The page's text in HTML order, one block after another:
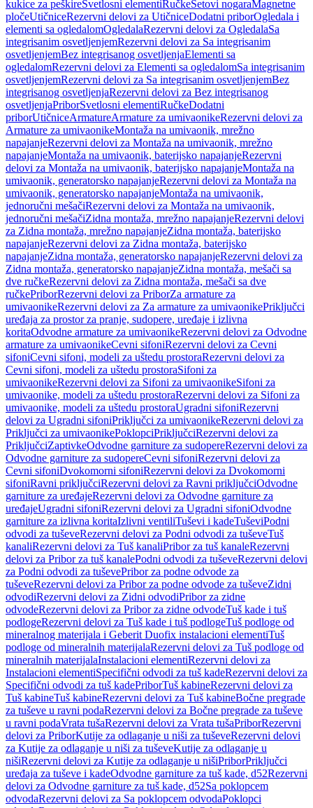
kukice za peškireSvetlosni elementiRučkeSetovi nogaraMagnetne
pločeUtičniceRezervni delovi za UtičniceDodatni priborOgledala i
elementi sa ogledalomOgledalaRezervni delovi za OgledalaSa
integrisanim osvetljenjemRezervni delovi za Sa integrisanim
osvetljenjemBez integrisanog osvetljenjaElementi sa
ogledalomRezervni delovi za Elementi sa ogledalomSa integrisanim
osvetljenjemRezervni delovi za Sa integrisanim osvetljenjemBez
integrisanog osvetljenjaRezervni delovi za Bez integrisanog
osvetljenjaPriborSvetlosni elementiRučkeDodatni
priborUtičniceArmatureArmature za umivaonikeRezervni delovi za
Armature za umivaonikeMontaža na umivaonik, mrežno
napajanjeRezervni delovi za Montaža na umivaonik, mrežno
napajanjeMontaža na umivaonik, baterijsko napajanjeRezervni
delovi za Montaža na umivaonik, baterijsko napajanjeMontaža na
umivaonik, generatorsko napajanjeRezervni delovi za Montaža na
umivaonik, generatorsko napajanjeMontaža na umivaonik,
jednoručni mešačiRezervni delovi za Montaža na umivaonik,
jednoručni mešačiZidna montaža, mrežno napajanjeRezervni delovi
za Zidna montaža, mrežno napajanjeZidna montaža, baterijsko
napajanjeRezervni delovi za Zidna montaža, baterijsko
napajanjeZidna montaža, generatorsko napajanjeRezervni delovi za
Zidna montaža, generatorsko napajanjeZidna montaža, mešači sa
dve ručkeRezervni delovi za Zidna montaža, mešači sa dve
ručkePriborRezervni delovi za PriborZa armature za
umivaonikeRezervni delovi za Za armature za umivaonikePriključci
uređaja za prostor za pranje, sudopere, uređaje i izlivna
koritaOdvodne armature za umivaonikeRezervni delovi za Odvodne
armature za umivaonikeCevni sifoniRezervni delovi za Cevni
sifoniCevni sifoni, modeli za uštedu prostoraRezervni delovi za
Cevni sifoni, modeli za uštedu prostoraSifoni za
umivaonikeRezervni delovi za Sifoni za umivaonikeSifoni za
umivaonike, modeli za uštedu prostoraRezervni delovi za Sifoni za
umivaonike, modeli za uštedu prostoraUgradni sifoniRezervni
delovi za Ugradni sifoniPriključci za umivaonikeRezervni delovi za
Priključci za umivaonikePoklopciPriključciRezervni delovi za
PriključciZaptivkeOdvodne garniture za sudopereRezervni delovi za
Odvodne garniture za sudopereCevni sifoniRezervni delovi za
Cevni sifoniDvokomorni sifoniRezervni delovi za Dvokomorni
sifoniRavni priključciRezervni delovi za Ravni priključciOdvodne
garniture za uređajeRezervni delovi za Odvodne garniture za
uređajeUgradni sifoniRezervni delovi za Ugradni sifoniOdvodne
garniture za izlivna koritaIzlivni ventiliTuševi i kadeTuševiPodni
odvodi za tuševeRezervni delovi za Podni odvodi za tuševeTuš
kanaliRezervni delovi za Tuš kanaliPribor za tuš kanaleRezervni
delovi za Pribor za tuš kanalePodni odvodi za tuševeRezervni delovi
za Podni odvodi za tuševePribor za podne odvode za
tuševeRezervni delovi za Pribor za podne odvode za tuševeZidni
odvodiRezervni delovi za Zidni odvodiPribor za zidne
odvodeRezervni delovi za Pribor za zidne odvodeTuš kade i tuš
podlogeRezervni delovi za Tuš kade i tuš podlogeTuš podloge od
mineralnog materijala i Geberit Duofix instalacioni elementiTuš
podloge od mineralnih materijalaRezervni delovi za Tuš podloge od
mineralnih materijalaInstalacioni elementiRezervni delovi za
Instalacioni elementiSpecifični odvodi za tuš kadeRezervni delovi za
Specifični odvodi za tuš kadePriborTuš kabineRezervni delovi za
Tuš kabineTuš kabineRezervni delovi za Tuš kabineBočne pregrade
za tuševe u ravni podaRezervni delovi za Bočne pregrade za tuševe
u ravni podaVrata tušaRezervni delovi za Vrata tušaPriborRezervni
delovi za PriborKutije za odlaganje u niši za tuševeRezervni delovi
za Kutije za odlaganje u niši za tuševeKutije za odlaganje u
nišiRezervni delovi za Kutije za odlaganje u nišiPriborPriključci
uređaja za tuševe i kadeOdvodne garniture za tuš kade, d52Rezervni
delovi za Odvodne garniture za tuš kade, d52Sa poklopcem
odvodaRezervni delovi za Sa poklopcem odvodaPoklopci